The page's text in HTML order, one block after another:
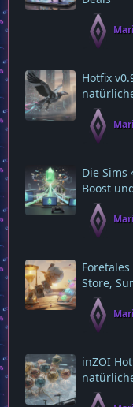
Hotfix
Die Sims
Boost
Store,
inZOI